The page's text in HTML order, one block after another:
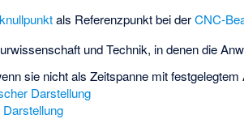
als Referenzpunkt bei derCNC-
und Technik, in denen die
sie nicht als Zeitspanne mit
Darstellung